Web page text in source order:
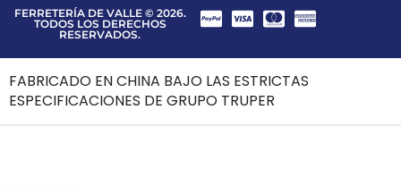
FERRETERÍA DE VALLE © 2026.
TODOS LOS DERECHOS
RESERVADOS.
FABRICADO EN CHINA BAJO LAS ESTRICTAS
ESPECIFICACIONES DE GRUPO TRUPER